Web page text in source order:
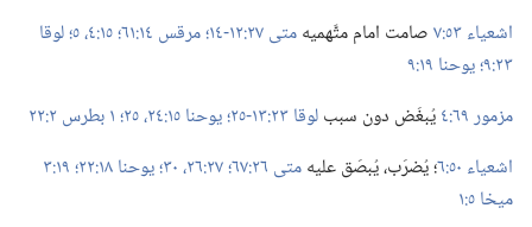
اشعياء ٥٣:‏٧
صامت امام متَّهميهمتى ٢٧:‏١٢-‏١٤؛‏ مرقس ١٤:‏٦١؛‏
لوقا
٢٣:‏٩؛‏
يوحنا ١٩:‏٩
مزمور ٦٩:‏٤
يُبغَض دون سببلوقا ٢٣:‏١٣-‏٢٥؛‏ يوحنا ١٥:‏​٢٤،‏ ٢٥؛‏
اشعياء ٥٠:‏٦
‏؛‏ يُضرَب،‏ يُبصَق عليهمتى ٢٦:‏٦٧؛‏ يوحنا ١٨:‏٢٢؛‏
ميخا ٥:‏١